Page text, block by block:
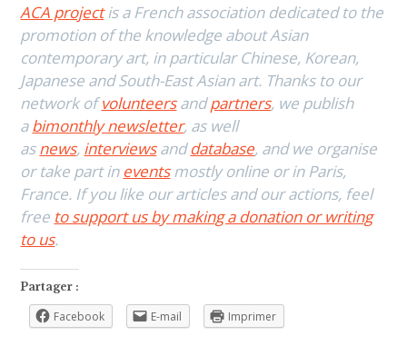
ACA projectis a French association dedicated to the
promotion of the knowledge about Asian
contemporary art, in particular Chinese, Korean,
Japanese and South-East Asian art. Thanks to our
network ofvolunteersandpartners, we publish
abimonthly newsletter, as well
asnews, interviewsanddatabase, and we organise
or take part in eventsmostly online or in Paris,
France. If you like our articles and our actions, feel
free to support us by making a donation or writing
to us.
Partager :
Facebook E-mail Imprimer